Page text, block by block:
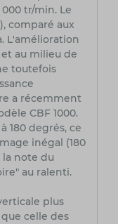
tr/min. Le
comparé aux
L'amélioration
au milieu de
toutefois
a récemment
CBF 1000.
180 degrés, ce
inégal (180
la note du
au ralenti.
plus
celle des